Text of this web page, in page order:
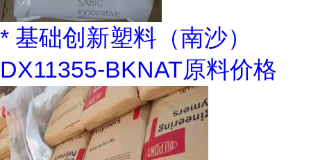
* 基础创新塑料（南沙）
DX11355-BKNAT原料价格